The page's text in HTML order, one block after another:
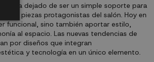
ha dejado de ser un simple soporte para
las piezas protagonistas del salón. Hoy en
funcional, sino también aportar estilo,
al espacio. Las nuevas tendencias de
por diseños que integran
y tecnología en un único elemento.